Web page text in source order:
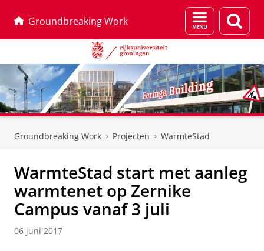
Groundbreaking Work
Menu
en
Groundbreaking Work Projecten WarmteStad
WarmteStad start met aanleg
warmtenet op Zernike
Campus vanaf 3 juli
06 juni 2017